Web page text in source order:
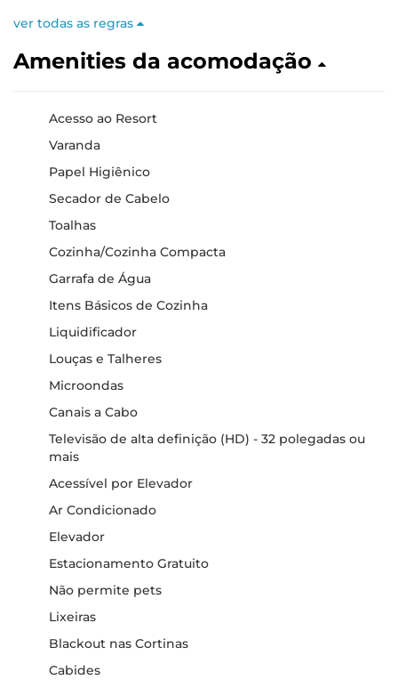
ver todas as regras
Amenities da acomodação
Acesso ao Resort
Varanda
Papel Higiênico
Secador de Cabelo
Toalhas
Cozinha/Cozinha Compacta
Garrafa de Água
Itens Básicos de Cozinha
Liquidificador
Louças e Talheres
Microondas
Canais a Cabo
Televisão de alta definição (HD) - 32 polegadas ou
mais
Acessível por Elevador
Ar Condicionado
Elevador
Estacionamento Gratuito
Não permite pets
Lixeiras
Blackout nas Cortinas
Cabides